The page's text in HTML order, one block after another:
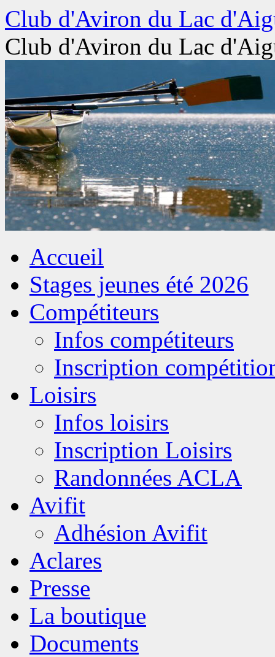
Aller
au
contenu
Club d'Aviron du Lac
Club d'Aviron du Lac
Accueil
Stages jeunes été 2026
Compétiteurs
Infos compétiteurs
Inscription
Loisirs
Infos loisirs
Inscription Loisirs
Randonnées ACLA
Avifit
Adhésion Avifit
Aclares
Presse
La boutique
Documents